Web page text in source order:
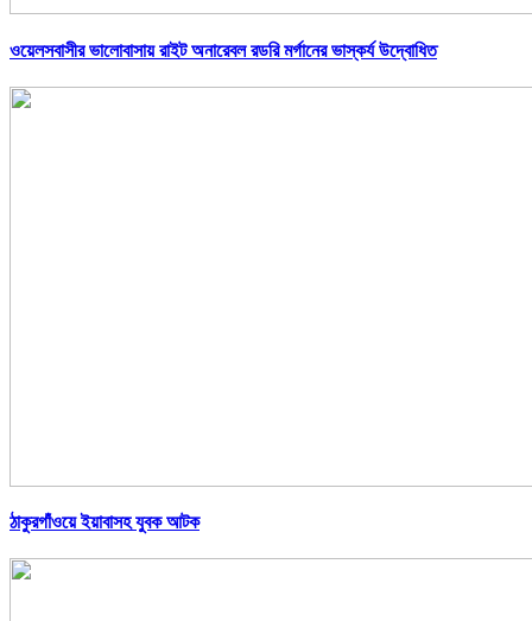
ওয়েলসবাসীর ভালোবাসায় রাইট অনারেবল রডরি মর্গানের ভাস্কর্য উদ্বোধিত
ঠাকুরগাঁওয়ে ইয়াবাসহ যুবক আটক